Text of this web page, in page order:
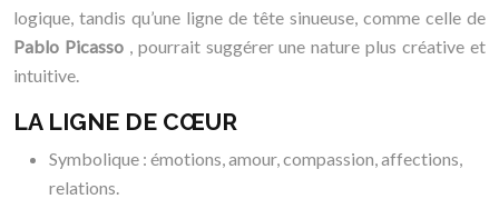
logique, tandis qu’une ligne de tête sinueuse, comme celle de
Pablo Picasso , pourrait suggérer une nature plus créative et
intuitive.
LA LIGNE DE CŒUR
Symbolique : émotions, amour, compassion, affections,
relations.